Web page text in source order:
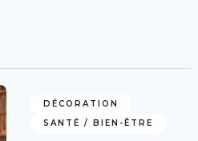
DÉCORATION
SANTÉ / BIEN-ÊTRE